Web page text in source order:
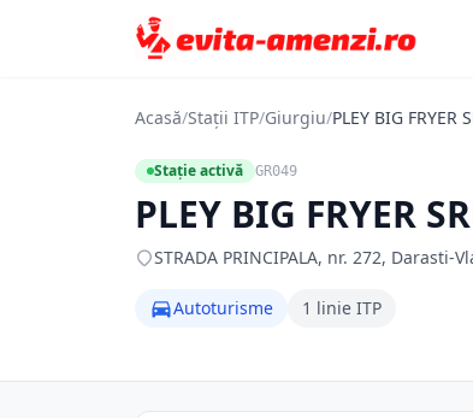
Acasă/Stații ITP/Giurgiu/PLEY BIG FRYER
Stație activă GR049
PLEY BIG FRYER
STRADA PRINCIPALA, nr. 272,
Autoturisme 1 linie ITP